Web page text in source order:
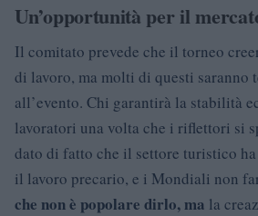
Un’opportunità per il
Il comitato prevede che il torneo
di lavoro, ma molti di questi saranno
all’evento. Chi garantirà la stabilità
lavoratori una volta che i riflettori si
dato di fatto che il settore turistico
il lavoro precario, e i Mondiali non
che non è popolare dirlo, ma la